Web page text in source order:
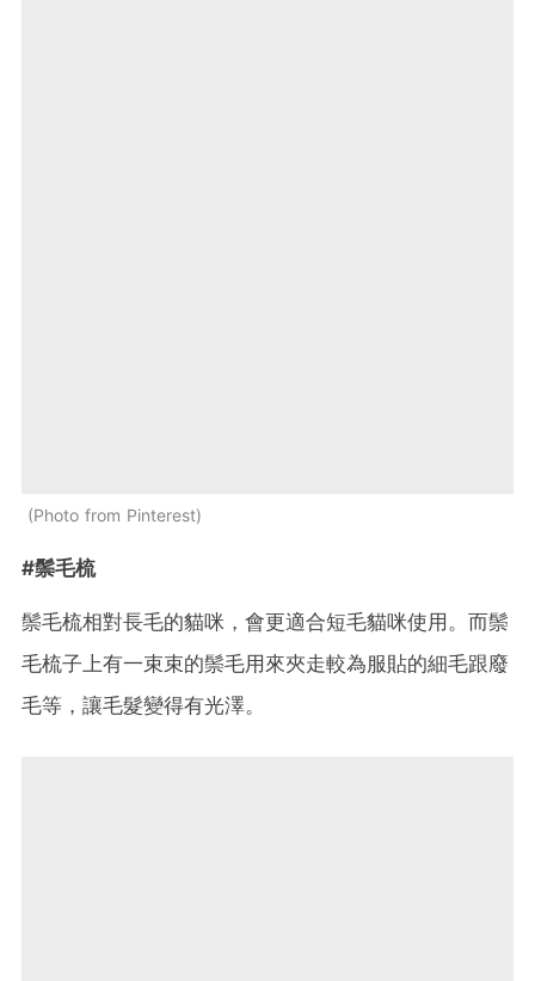
Photo from Pinterest
#鬃毛梳
鬃毛梳相對長毛的貓咪，會更適合短毛貓咪使用。而鬃
毛梳子上有一束束的鬃毛用來夾走較為服貼的細毛跟廢
毛等，讓毛髮變得有光澤。